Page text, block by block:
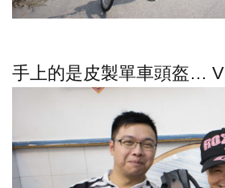
手上的是皮製單車頭盔… V